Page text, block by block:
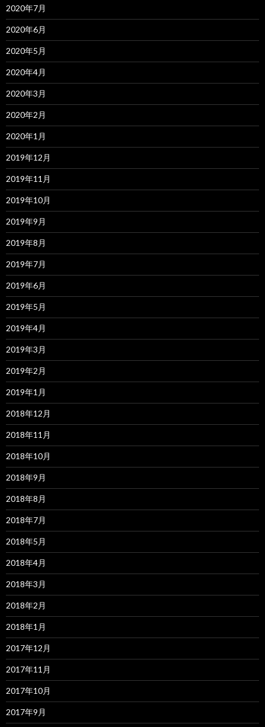
2020年7月
2020年6月
2020年5月
2020年4月
2020年3月
2020年2月
2020年1月
2019年12月
2019年11月
2019年10月
2019年9月
2019年8月
2019年7月
2019年6月
2019年5月
2019年4月
2019年3月
2019年2月
2019年1月
2018年12月
2018年11月
2018年10月
2018年9月
2018年8月
2018年7月
2018年5月
2018年4月
2018年3月
2018年2月
2018年1月
2017年12月
2017年11月
2017年10月
2017年9月